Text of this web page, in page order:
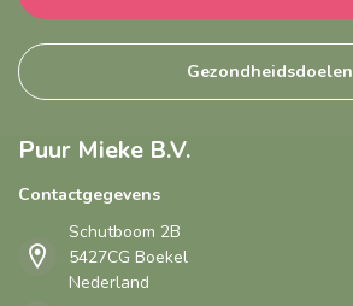
Gezondheidsdoelen
Puur Mieke B.V.
Contactgegevens
Schutboom 2B
5427CG Boekel
Nederland